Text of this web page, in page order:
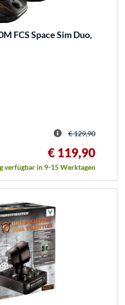
FCS Space Sim Duo,
€ 129,90
€ 119,90
verfügbar in 9-15 Werktagen